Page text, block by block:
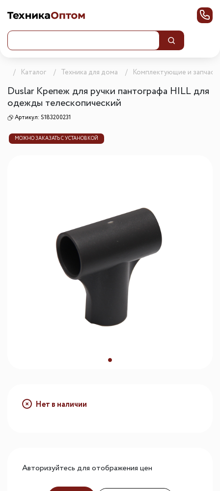
Каталог Техника для дома Комплектующие и
Duslar Крепеж для ручки пантографа HILL для
одежды телескопический
Артикул: S183200231
МОЖНО ЗАКАЗАТЬ С УСТАНОВКОЙ
Нет в наличии
Авторизуйтесь для отображения цен